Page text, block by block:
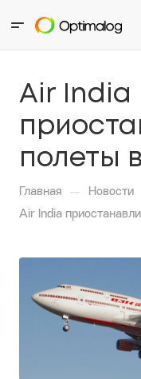
Air India
полеты
Главная — Новости
Air India